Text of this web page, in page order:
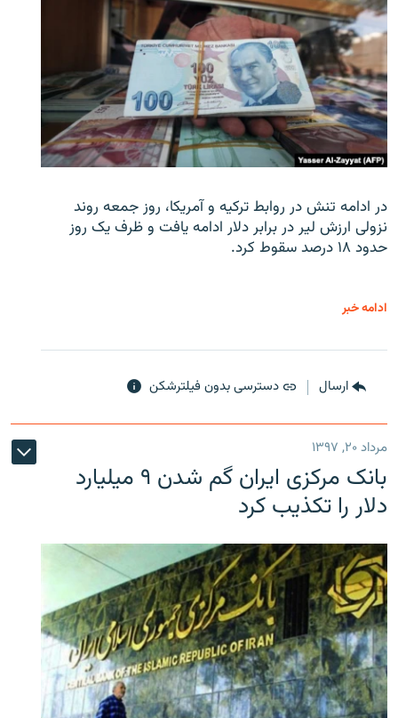
در ادامه تنش در روابط ترکیه و آمریکا، روز جمعه روند
نزولی ارزش لیر در برابر دلار ادامه یافت و ظرف یک روز
حدود ۱۸ درصد سقوط کرد.
ادامه خبر
ارسال دسترسی بدون فیلترشکن
مرداد ۲۰, ۱۳۹۷
بانک مرکزی ایران گم شدن ۹ میلیارد
دلار را تکذیب کرد